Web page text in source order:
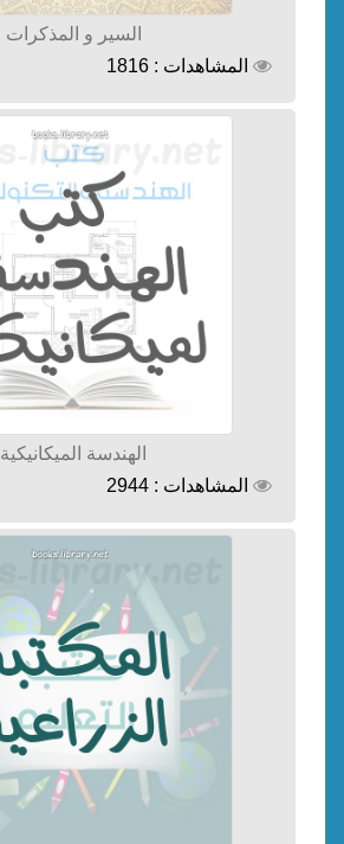
السير و المذكرات
المشاهدات : 1816
الهندسة الميكانيكية
المشاهدات : 2944